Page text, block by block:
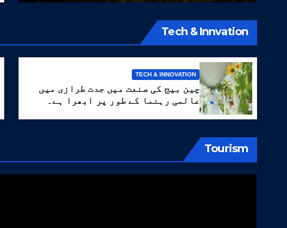
Tech & Innvation
TECH & INNOVATION
چین بیج کی صنعت میں جدت طرازی میں
عالمی رہنما کے طور پر ابھرا ہے۔
Tourism